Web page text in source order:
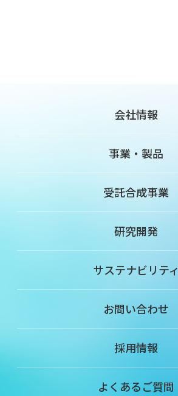
会社情報
事業・製品
受託合成事業
研究開発
サステナビリティ
お問い合わせ
採用情報
よくあるご質問